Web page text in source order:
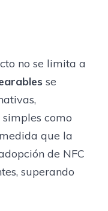
no se limita a
se
como
que la
de NFC
superando